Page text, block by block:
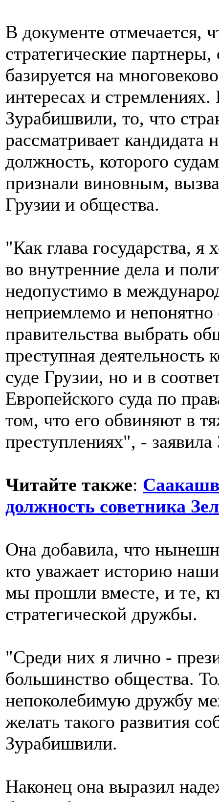
В документе отмечается,
стратегические
базируется на
интересах и
Зурабишвили, то, что
рассматривает
должность, которого
признали виновным,
Грузии и общества.
"Как глава государства,
во внутренние дела и
недопустимо в
неприемлемо и непонятно
правительства выбрать
преступная деятельность
суде Грузии, но и в
Европейского суда по
том, что его обвиняют в
преступлениях", -
Читайте также:
должность советника
Она добавила, что
кто уважает историю
мы прошли вместе, и те,
стратегической дружбы.
"Среди них я лично -
большинство общества.
непоколебимую дружбу
желать такого развития
Зурабишвили.
Наконец она выразил